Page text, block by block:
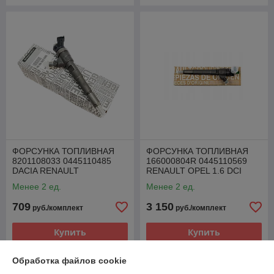
ФОРСУНКА ТОПЛИВНАЯ
8201108033 0445110485
DACIA RENAULT
Менее 2 ед.
709 руб./комплект
Купить
ФОРСУНКА ТОПЛИВНАЯ
166000804R 0445110569
RENAULT OPEL 1.6 DCI
Менее 2 ед.
3 150 руб./комплект
Купить
Обработка файлов cookie